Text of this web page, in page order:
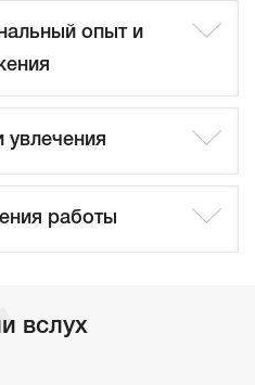
опыт и
увлечения
работы
вслух